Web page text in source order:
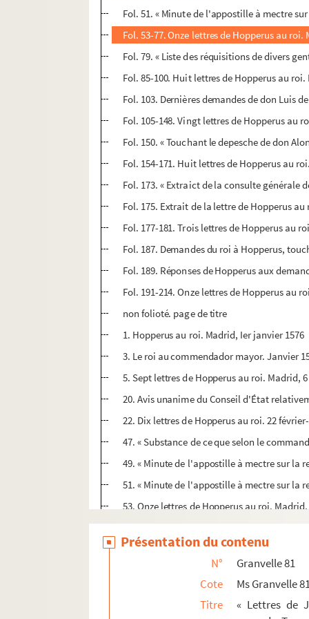
Fol. 51. « Minute de l'appostille à mectre
Fol. 53-77. Onze lettres de Hopperus au
Fol. 79. « Liste des réquisitions de divers
Fol. 85-100. Huit lettres de Hopperus au
Fol. 103. Dernières demandes de don Luis
Fol. 105-148. Vingt lettres de Hopperus au
Fol. 150. « Touchant le depesche de don
Fol. 154-171. Huit lettres de Hopperus au
Fol. 173. « Extraict de la consulte générale
Fol. 175. Extrait de la lettre de Hopperus
Fol. 177-181. Trois lettres de Hopperus au
Fol. 187. Demandes du roi à Hopperus,
Fol. 189. Réponses de Hopperus aux
Fol. 191-214. Onze lettres de Hopperus au
non folioté. page de titre
1. Hopperus au roi. Madrid, Ier janvier 1576
3. Le roi au commendador mayor. Janvier
5. Sept lettres de Hopperus au roi. Madrid,
20. Avis unanime du Conseil d'État
22. Dix lettres de Hopperus au roi. 22
47. « Substance de ce que selon le
49. « Minute de l'appostille à mectre sur la
51. « Minute de l'appostille à mectre sur la
53. Onze lettres de Hopperus au roi.
79. « Liste des réquisitions de divers
85. Huit lettres de Hopperus au roi. Madrid,
103. Dernières demandes de don Luis de
105. Vingt lettres de Hopperus au roi.
150. « Touchant le depesche de don
Présentation du contenu
N°
Granvelle 81
Cote
Ms Granvelle
Titre
« Lettres de